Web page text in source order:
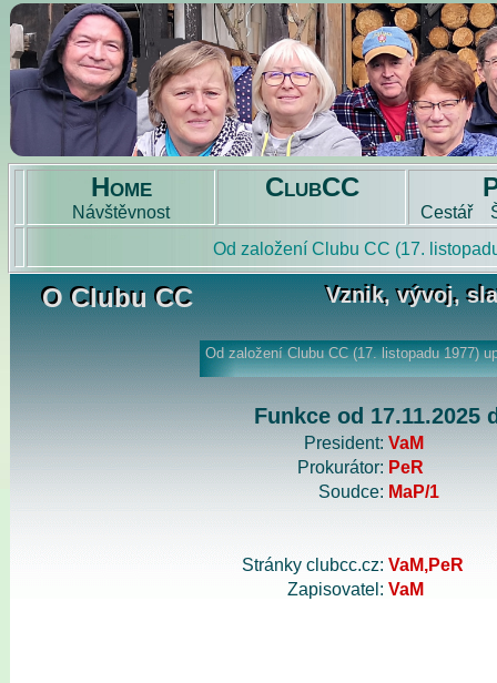
Home
Návštěvnost
ClubCC
Cestář
O Clubu CC
O Clubu CC Vznik, vývoj,
Vznik, vývoj,
Funkce od 17.11.2025
President: VaM
Prokurátor: PeR
Soudce: MaP/1
Stránky clubcc.cz: VaM,PeR
Zapisovatel: VaM